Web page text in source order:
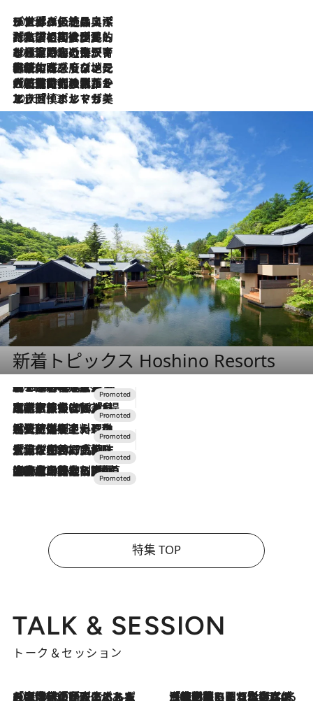
2026.8.8
リスボンの絶品スイーツ「パステル・デ・ナタ」とは？ポルトガル伝統の奥深い世界へ
2026.7.27
「私の祖国はポルトガル語です」国民的詩人フェルナンド・ペソアと、彼が愛した文学の街を歩く
2026.7.26
ポルトガル近海が育む極上の海の幸。キリリと冷えた白ワインと愉しむ、シーフード専門店の贅沢
2026.7.22
伝統の味をモダンに昇華。高感度な地元客が集う、リスボンの最旬ガストロノミー
2026.7.21
大航海時代の栄華から、震災、独裁、そして革命へ。ポルトガル・首都リスボンの石畳に刻まれた「歴史の光と影」
2026.7.13
エッセイ・ヤマザキマリ「慎ましくも美しき国 ポルトガル」
新着トピックス Hoshino Resorts
2026.8.7
【トンボの足水浴】ヒノキの香りに包まれて涼感マックス！約13℃の湧水かけ流しを避暑地「星野温泉 トンボの湯」で体験
2026.7.31
【ホテル帰省】という選択肢をOMOが提案。家族とほどよい距離を保つには「昼は実家、夜は気兼ねなくホテルで！」
2026.7.24
【夏限定ディナーコース】旬を迎える稚鮎や花ズッキーニなどをイタリア・トスカーナの郷土料理の手法で満喫！
2026.7.17
「土佐和ハーブかき氷」がOMO7高知に登場！生姜、山椒、大葉など目にも舌にも涼を呼ぶ郷土の味
2026.7.10
NEW OPEN！【界 草津】名湯の地に誕生。趣の異なる2種の温泉と上州ならではの会席・蕎麦割烹など美食を味わう究極の癒やし旅
特集 TOP
TALK & SESSION
トーク＆セッション
2026.8.3
「今後値上げがあるとすれば…」「リスクがあるのは今年の冬」エネルギー専門家が語る、ホルムズ海峡封鎖が家庭にもたらす“ある心配” 2026.8.3
「住宅建てられない…」「サーチャージ料の高値が続いている」ホルムズ海峡封鎖による影響はいつまで続く？《エネルギー専門家に聞く“どうなる日本の暮らし”》